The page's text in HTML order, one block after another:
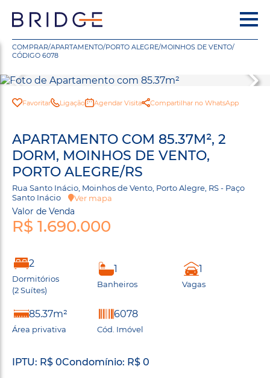
COMPRAR/APARTAMENTO/PORTO ALEGRE/MOINHOS DE VENTO/
CÓDIGO 6078
Favoritar Ligação Agendar Visita Compartilhar no WhatsApp
APARTAMENTO COM 85.37M², 2
DORM, MOINHOS DE VENTO,
PORTO ALEGRE/RS
Rua Santo Inácio, Moinhos de Vento, Porto Alegre, RS - Paço
Santo Inácio
Ver mapa
Valor de Venda
R$ 1.690.000
2
Dormitórios
(2 Suítes)
1
Banheiros
1
Vagas
85.37m²
Área privativa
6078
Cód. Imóvel
IPTU: R$ 0Condomínio: R$ 0